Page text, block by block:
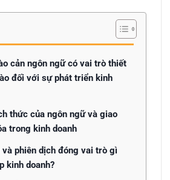
cản ngôn ngữ có vai trò thiết
đối với sự phát triển kinh
thức của ngôn ngữ và giao
trong kinh doanh
phiên dịch đóng vai trò gì
kinh doanh?